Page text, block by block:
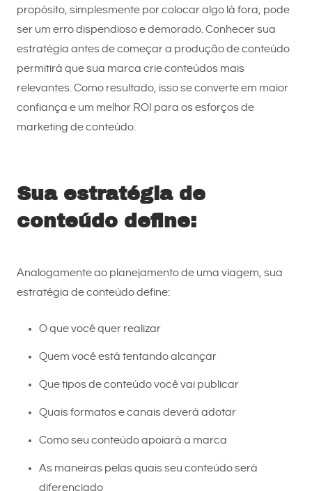
propósito, simplesmente por colocar algo lá fora, pode
ser um erro dispendioso e demorado. Conhecer sua
estratégia antes de começar a produção de conteúdo
permitirá que sua marca crie conteúdos mais
relevantes. Como resultado, isso se converte em maior
confiança e um melhor ROI para os esforços de
marketing de conteúdo.
Sua estratégia de
conteúdo define:
Analogamente ao planejamento de uma viagem, sua
estratégia de conteúdo define:
O que você quer realizar
Quem você está tentando alcançar
Que tipos de conteúdo você vai publicar
Quais formatos e canais deverá adotar
Como seu conteúdo apoiará a marca
As maneiras pelas quais seu conteúdo será
diferenciado